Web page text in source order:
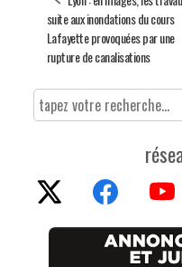
suite aux inondations du cours
Lafayette provoquées par une
rupture de canalisations